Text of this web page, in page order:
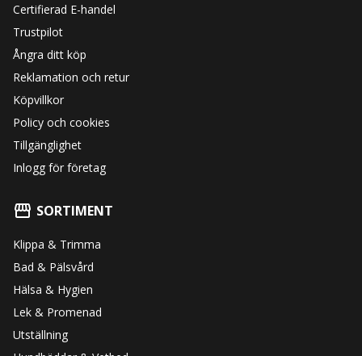
Certifierad E-handel
Trustpilot
Ångra ditt köp
Reklamation och retur
Köpvillkor
Policy och cookies
Tillgänglighet
Inlogg för företag
SORTIMENT
Klippa & Trimma
Bad & Pälsvård
Hälsa & Hygien
Lek & Promenad
Utställning